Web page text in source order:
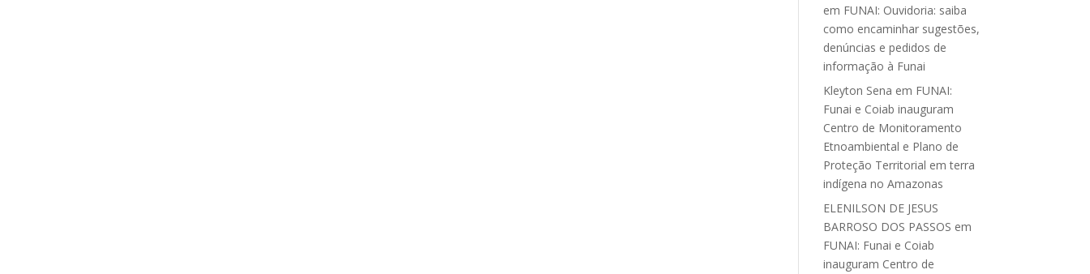
em FUNAI: Ouvidoria: saiba
como encaminhar sugestões,
denúncias e pedidos de
informação à Funai
Kleyton Sena em FUNAI:
Funai e Coiab inauguram
Centro de Monitoramento
Etnoambiental e Plano de
Proteção Territorial em terra
indígena no Amazonas
ELENILSON DE JESUS
BARROSO DOS PASSOS em
FUNAI: Funai e Coiab
inauguram Centro de